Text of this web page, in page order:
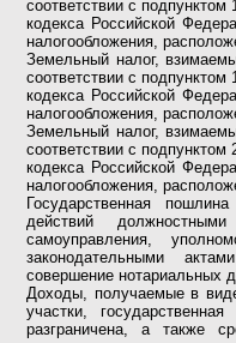
соответствии с подпунктом
кодекса Российской
налогообложения,
Земельный налог,
соответствии с подпунктом
кодекса Российской
налогообложения,
Земельный налог,
соответствии с подпунктом
кодекса Российской
налогообложения,
Государственная
действий
самоуправления,
законодательными
совершение нотариальных
Доходы, получаемые в
участки,
разграничена, а также